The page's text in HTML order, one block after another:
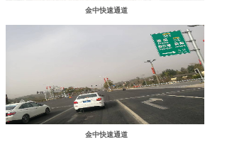
金中快速通道
金中快速通道